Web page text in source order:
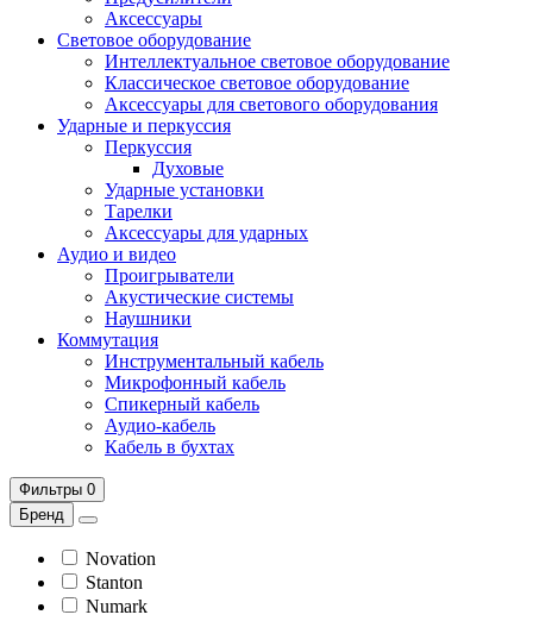
Аксессуары
Световое оборудование
Интеллектуальное световое оборудование
Классическое световое оборудование
Аксессуары для светового оборудования
Ударные и перкуссия
Перкуссия
Духовые
Ударные установки
Тарелки
Аксессуары для ударных
Аудио и видео
Проигрыватели
Акустические системы
Наушники
Коммутация
Инструментальный кабель
Микрофонный кабель
Спикерный кабель
Аудио-кабель
Кабель в бухтах
Фильтры 0
Бренд
Novation
Stanton
Numark